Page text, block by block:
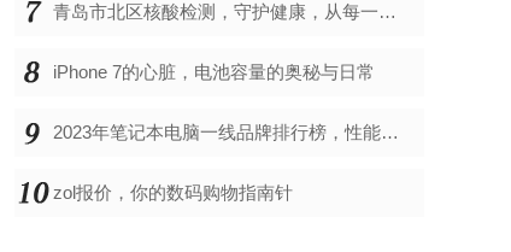
青岛市北区核酸检测，守护健康，从每一次检测开始
iPhone 7的心脏，电池容量的奥秘与日常
2023年笔记本电脑一线品牌排行榜，性能、创新与用户满意度的综合考量
zol报价，你的数码购物指南针